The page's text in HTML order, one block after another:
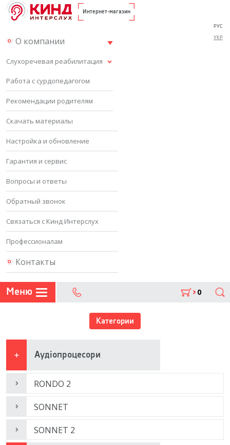
Интернет-магазин
О компании
Слухоречевая реабилитация
Работа с сурдопедагогом
Рекомендации родителям
Скачать материалы
Настройка и обновление
Гарантия и сервис
Вопросы и ответы
Обратный звонок
Связаться с Кинд Интерслух
Профессионалам
Контакты
РУС
УКР
302 07 75
Меню 0
Категории
Аудіопроцесори
RONDO 2
SONNET
SONNET 2